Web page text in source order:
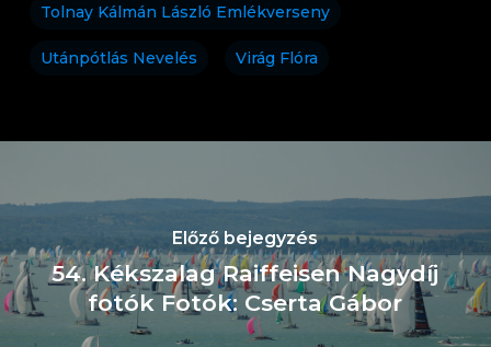
Tolnay Kálmán László Emlékverseny
Utánpótlás Nevelés Virág Flóra
Előző bejegyzés
54. Kékszalag Raiffeisen Nagydíj
fotók Fotók: Cserta Gábor